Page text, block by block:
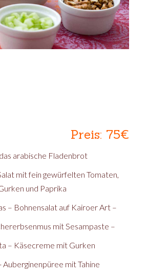
Preis: 75€
arabische Fladenbrot
mit fein gewürfelten Tomaten,
und Paprika
– Bohnensalat auf Kairoer Art –
mit Sesampaste –
– Käsecreme mit Gurken
Auberginenpüree mit Tahine